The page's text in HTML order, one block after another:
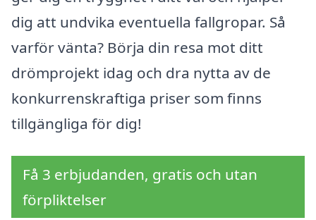
dig att undvika eventuella fallgropar. Så
varför vänta? Börja din resa mot ditt
drömprojekt idag och dra nytta av de
konkurrenskraftiga priser som finns
tillgängliga för dig!
Få 3 erbjudanden, gratis och utan
förpliktelser